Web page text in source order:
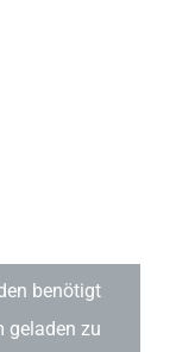
benötigt
geladen zu